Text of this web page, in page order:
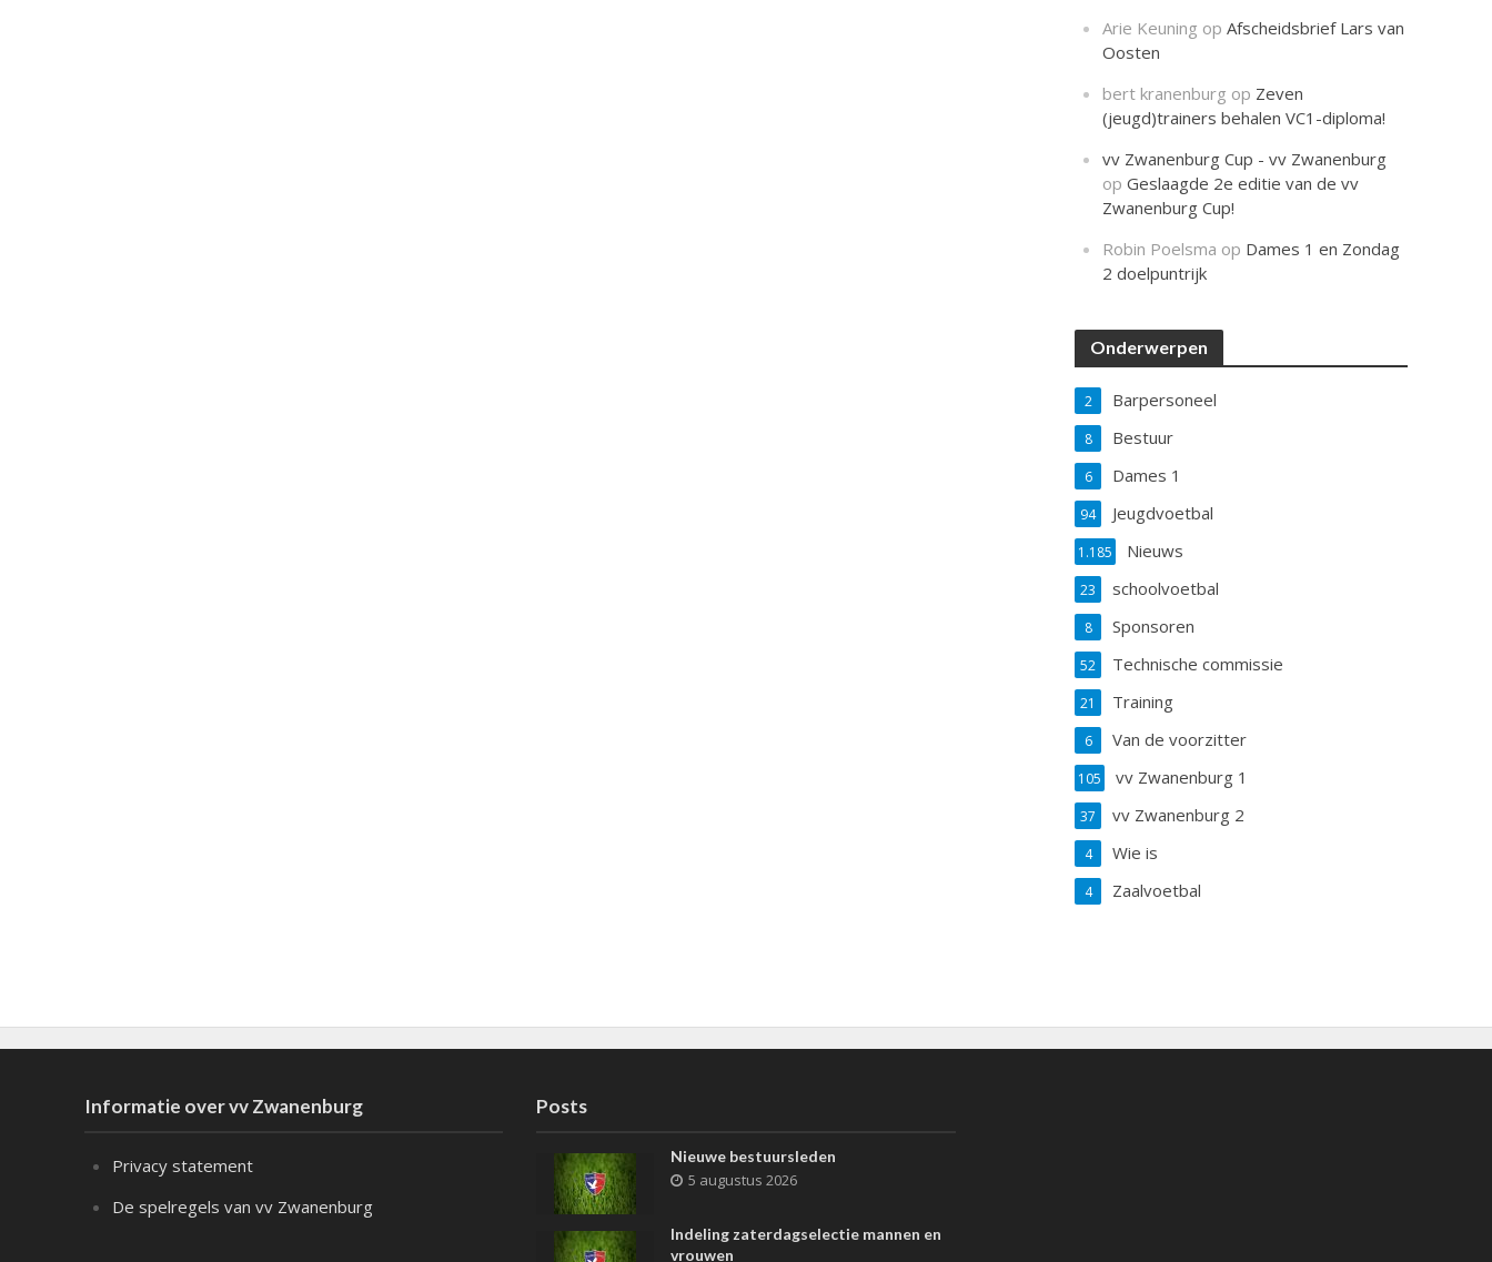
Arie Keuning opAfscheidsbrief Lars van
Oosten
bert kranenburg op Zeven
(jeugd)trainers behalen VC1-diploma!
vv Zwanenburg Cup - vv Zwanenburg
opGeslaagde 2e editie van de vv
Zwanenburg Cup!
Robin Poelsma op Dames 1 en Zondag
2 doelpuntrijk
Onderwerpen
Barpersoneel
2
Bestuur
8
Dames 1
6
Jeugdvoetbal
94
Nieuws
1.185
schoolvoetbal
23
Sponsoren
8
Technische commissie
52
Training
21
Van de voorzitter
6
vv Zwanenburg 1
105
vv Zwanenburg 2
37
Wie is
4
Zaalvoetbal
4
Informatie over vv Zwanenburg
Privacy statement
De spelregels van vv Zwanenburg
Posts
Nieuwe bestuursleden
5 augustus 2026
Indeling zaterdagselectie mannen en
vrouwen